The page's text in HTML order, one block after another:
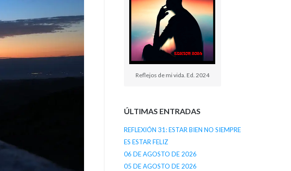
Reflejos de mi vida. Ed. 2024
ÚLTIMAS ENTRADAS
REFLEXIÓN 31: ESTAR BIEN NO SIEMPRE
ES ESTAR FELIZ
06 DE AGOSTO DE 2026
05 DE AGOSTO DE 2026